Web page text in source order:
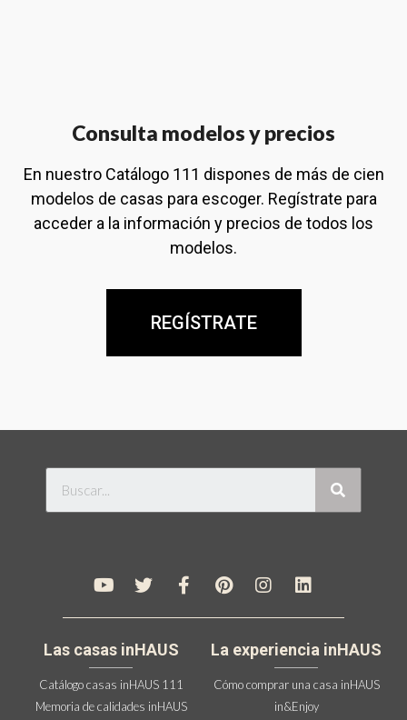
Consulta modelos y precios
En nuestro Catálogo 111 dispones de más de cien
modelos de casas para escoger. Regístrate para
acceder a la información y precios de todos los
modelos.
REGÍSTRATE
Las casas inHAUS
Catálogo casas inHAUS 111
Memoria de calidades inHAUS
La experiencia inHAUS
Cómo comprar una casa inHAUS
in&Enjoy